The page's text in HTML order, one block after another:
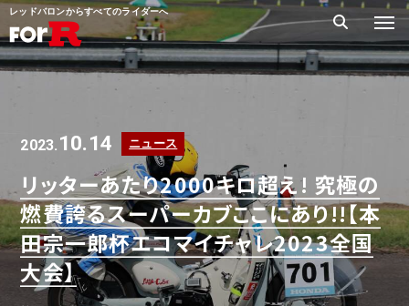
レッドバロンからすべてのライダーへ
2023. 10.14 ニュース
リッターあたり2000キロ超え! 究極の
燃費誇るスーパーカブここにあり!!【本
田宗一郎杯エコマイチャレ2023全国
大会】